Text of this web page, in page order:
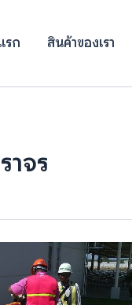
รก สินค้าของเรา
าจร